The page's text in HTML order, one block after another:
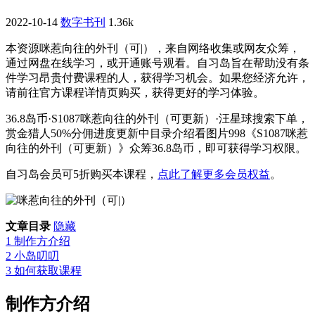
2022-10-14 数字书刊 1.36k
本资源咪惹向往的外刊（可|），来自网络收集或网友众筹，
通过网盘在线学习，或开通账号观看。自习岛旨在帮助没有条
件学习昂贵付费课程的人，获得学习机会。如果您经济允许，
请前往官方课程详情页购买，获得更好的学习体验。
36.8岛币·S1087咪惹向往的外刊（可更新）·汪星球搜索下单，
赏金猎人50%分佣进度更新中目录介绍看图片998《S1087咪惹
向往的外刊（可更新）》众筹36.8岛币，即可获得学习权限。
自习岛会员可5折购买本课程， 点此了解更多会员权益。
文章目录 隐藏
1 制作方介绍
2 小岛叨叨
3 如何获取课程
制作方介绍